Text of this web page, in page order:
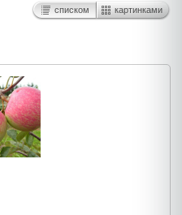
списком картинками